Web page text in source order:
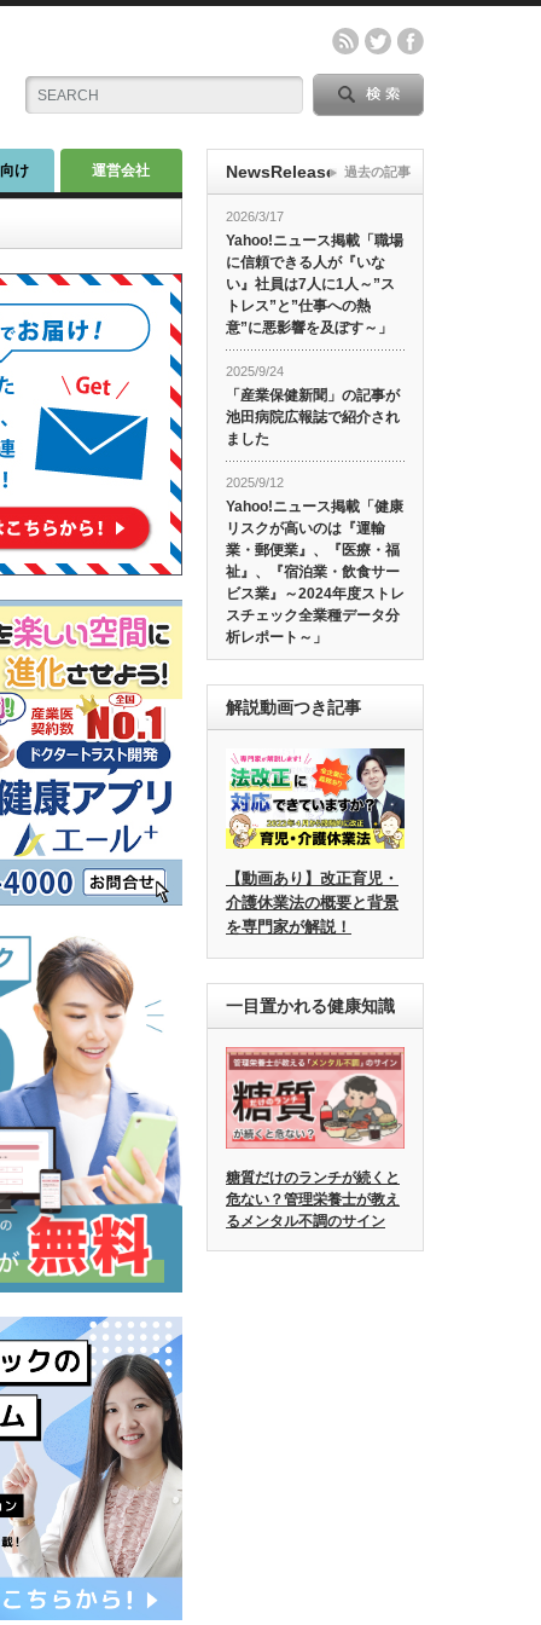
け 運営会社 NewsRelease
2026/3/17
Yahoo!ニュース掲載「職場
に信頼できる人が『いな
い』社員は7人に1人～”ス
トレス”と”仕事への熱
意”に悪影響を及ぼす～」
2025/9/24
「産業保健新聞」の記事が
池田病院広報誌で紹介され
ました
2025/9/12
Yahoo!ニュース掲載「健康
リスクが高いのは『運輸
業・郵便業』、『医療・福
祉』、『宿泊業・飲食サー
ビス業』～2024年度ストレ
スチェック全業種データ分
析レポート～」
過去の記事
解説動画つき記事
【動画あり】改正育児・
介護休業法の概要と背景
を専門家が解説！
一目置かれる健康知識
糖質だけのランチが続くと
危ない？管理栄養士が教え
るメンタル不調のサイン